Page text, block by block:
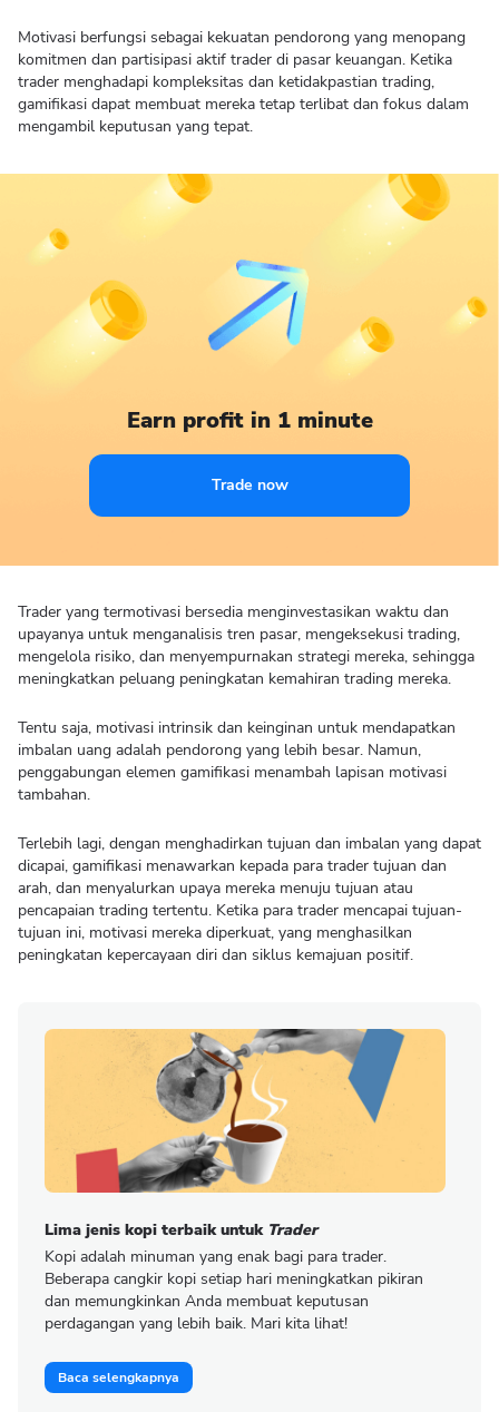
Motivasi berfungsi sebagai kekuatan pendorong yang menopang
komitmen dan partisipasi aktif trader di pasar keuangan. Ketika
trader menghadapi kompleksitas dan ketidakpastian trading,
gamifikasi dapat membuat mereka tetap terlibat dan fokus dalam
mengambil keputusan yang tepat.
Earn profit in 1 minute
Trade now
Trader yang termotivasi bersedia menginvestasikan waktu dan
upayanya untuk menganalisis tren pasar, mengeksekusi trading,
mengelola risiko, dan menyempurnakan strategi mereka, sehingga
meningkatkan peluang peningkatan kemahiran trading mereka.
Tentu saja, motivasi intrinsik dan keinginan untuk mendapatkan
imbalan uang adalah pendorong yang lebih besar. Namun,
penggabungan elemen gamifikasi menambah lapisan motivasi
tambahan.
Terlebih lagi, dengan menghadirkan tujuan dan imbalan yang dapat
dicapai, gamifikasi menawarkan kepada para trader tujuan dan
arah, dan menyalurkan upaya mereka menuju tujuan atau
pencapaian trading tertentu. Ketika para trader mencapai tujuan-
tujuan ini, motivasi mereka diperkuat, yang menghasilkan
peningkatan kepercayaan diri dan siklus kemajuan positif.
Lima jenis kopi terbaik untuk Trader
Kopi adalah minuman yang enak bagi para trader.
Beberapa cangkir kopi setiap hari meningkatkan pikiran
dan memungkinkan Anda membuat keputusan
perdagangan yang lebih baik. Mari kita lihat!
Baca selengkapnya